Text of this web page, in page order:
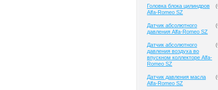
Головка блока цилиндров
Alfa-Romeo SZ
(
Датчик абсолютного
давления Alfa-Romeo SZ
(
Датчик абсолютного
давления воздуха во
впускном коллекторе Alfa-
Romeo SZ
(
Датчик давления масла
Alfa-Romeo SZ
(